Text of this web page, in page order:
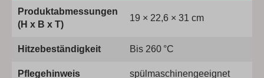
Produktabmessungen
(H x B x T)
19 × 22,6 × 31 cm
Hitzebeständigkeit Bis 260 °C
Pflegehinweis spülmaschinengeeignet